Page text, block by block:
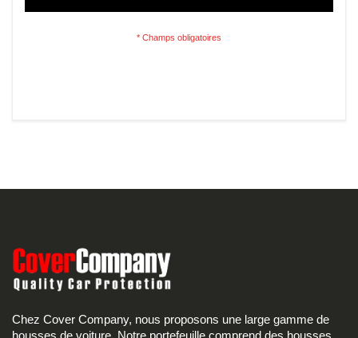
Chez Cover Company, nous proposons une large gamme de
housses de voiture. Notre portefeuille comprend des housses